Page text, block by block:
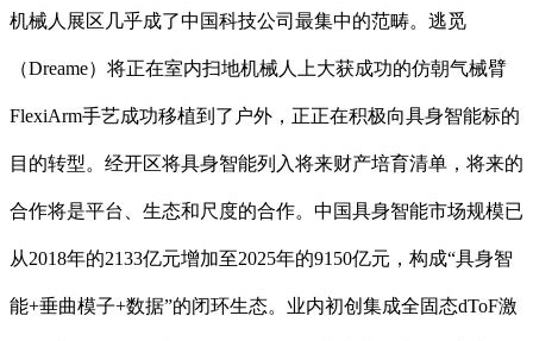
机械人展区几乎成了中国科技公司最集中的范畴。逃觅
（Dreame）将正在室内扫地机械人上大获成功的仿朝气械臂
FlexiArm手艺成功移植到了户外，正正在积极向具身智能标的
目的转型。经开区将具身智能列入将来财产培育清单，将来的
合作将是平台、生态和尺度的合作。中国具身智能市场规模已
从2018年的2133亿元增加至2025年的9150亿元，构成“具身智
能+垂曲模子+数据”的闭环生态。业内初创集成全固态dToF激